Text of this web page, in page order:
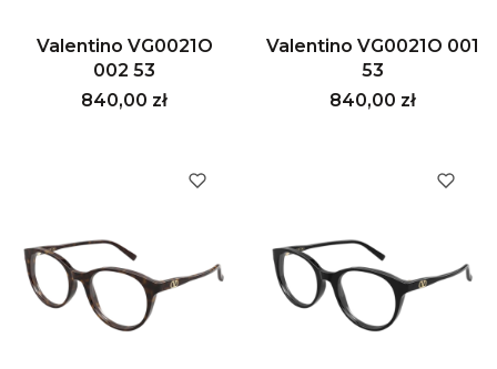
Valentino VG0021O
002 53
Cena
840,00 zł
Valentino VG0021O 001
53
Cena
840,00 zł